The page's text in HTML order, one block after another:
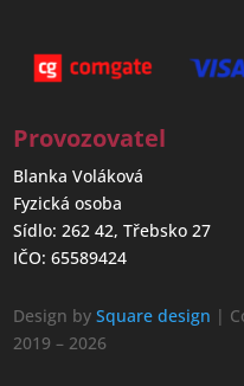
Provozovatel
Blanka Voláková
Fyzická osoba
Sídlo: 262 42, Třebsko 27
IČO: 65589424
Design bySquare design |
2019 – 2026